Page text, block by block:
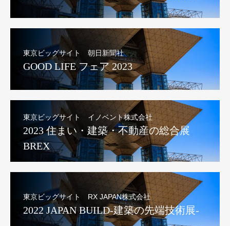
東京ビッグサイト 朝日新聞社
GOOD LIFE フェア 2023
東京ビッグサイト イノベント株式会社
2023 住まい・建築・不動産の総合展
BREX
東京ビッグサイト RX JAPAN株式会社
2022 JAPAN BUILD-建築の先端技術展-